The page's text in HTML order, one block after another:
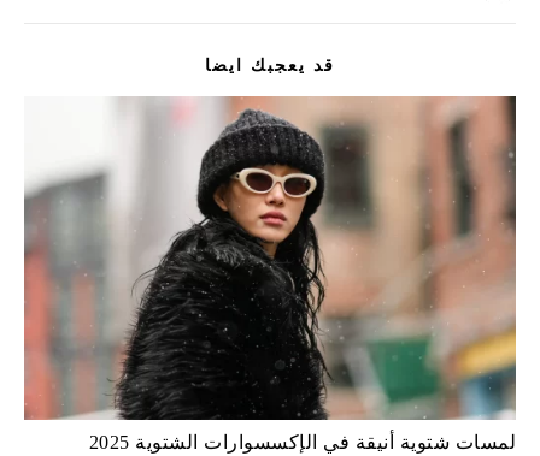
قد يعجبك ايضا
لمسات شتوية أنيقة في الإكسسوارات الشتوية 2025